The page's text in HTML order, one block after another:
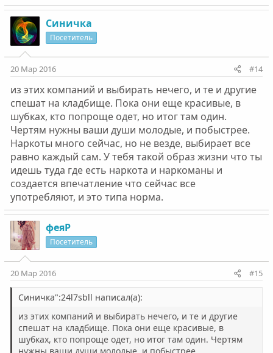
Синичка
Посетитель
20 Мар 2016 #14
из этих компаний и выбирать нечего, и те и другие
спешат на кладбище. Пока они еще красивые, в
шубках, кто попроще одет, но итог там один.
Чертям нужны ваши души молодые, и побыстрее.
Наркоты много сейчас, но не везде, выбирает все
равно каждый сам. У тебя такой образ жизни что ты
идешь туда где есть наркота и наркоманы и
создается впечатление что сейчас все
употребляют, и это типа норма.
феяР
Посетитель
20 Мар 2016 #15
Синичка":24l7sbll написал(а):
из этих компаний и выбирать нечего, и те и другие
спешат на кладбище. Пока они еще красивые, в
шубках, кто попроще одет, но итог там один. Чертям